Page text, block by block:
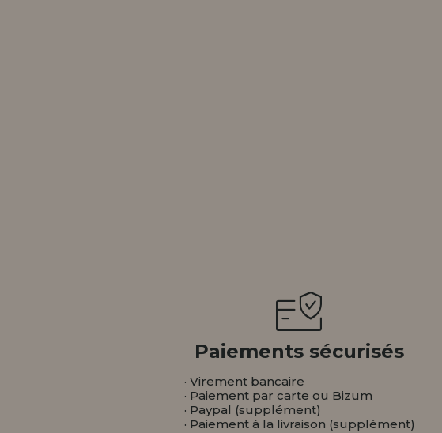
Paiements sécurisés
· Virement bancaire
· Paiement par carte ou Bizum
· Paypal (supplément)
· Paiement à la livraison (supplément)